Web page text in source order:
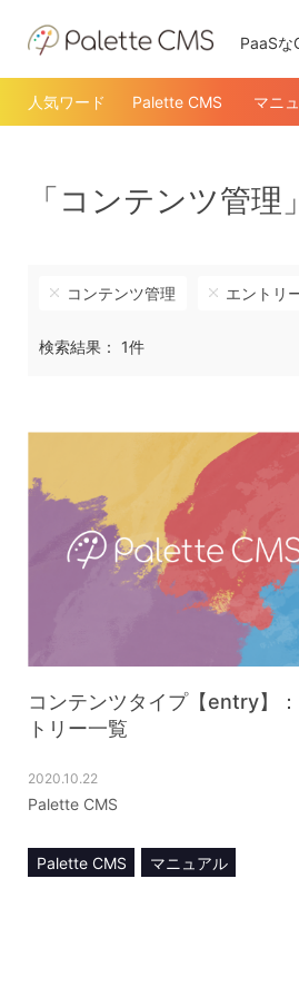
PaaSな
人気ワード Palette CMS マニ
「コンテンツ管
コンテンツ管理 エントリ
検索結果： 1件
コンテンツタイプ【entry】
トリー一覧
2020.10.22
Palette CMS
Palette CMS
マニュアル